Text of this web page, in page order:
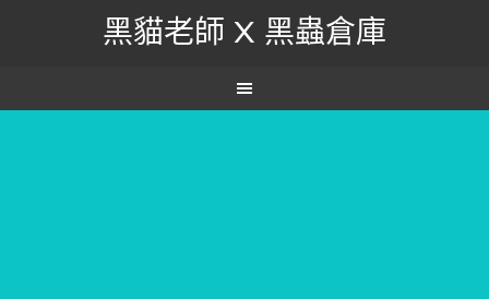
黑貓老師 X 黑蟲倉庫